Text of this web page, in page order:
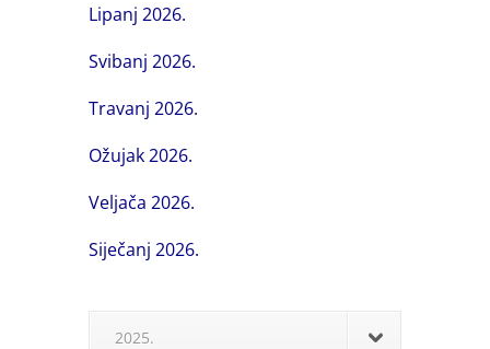
Lipanj 2026.
Svibanj 2026.
Travanj 2026.
Ožujak 2026.
Veljača 2026.
Siječanj 2026.
2025.